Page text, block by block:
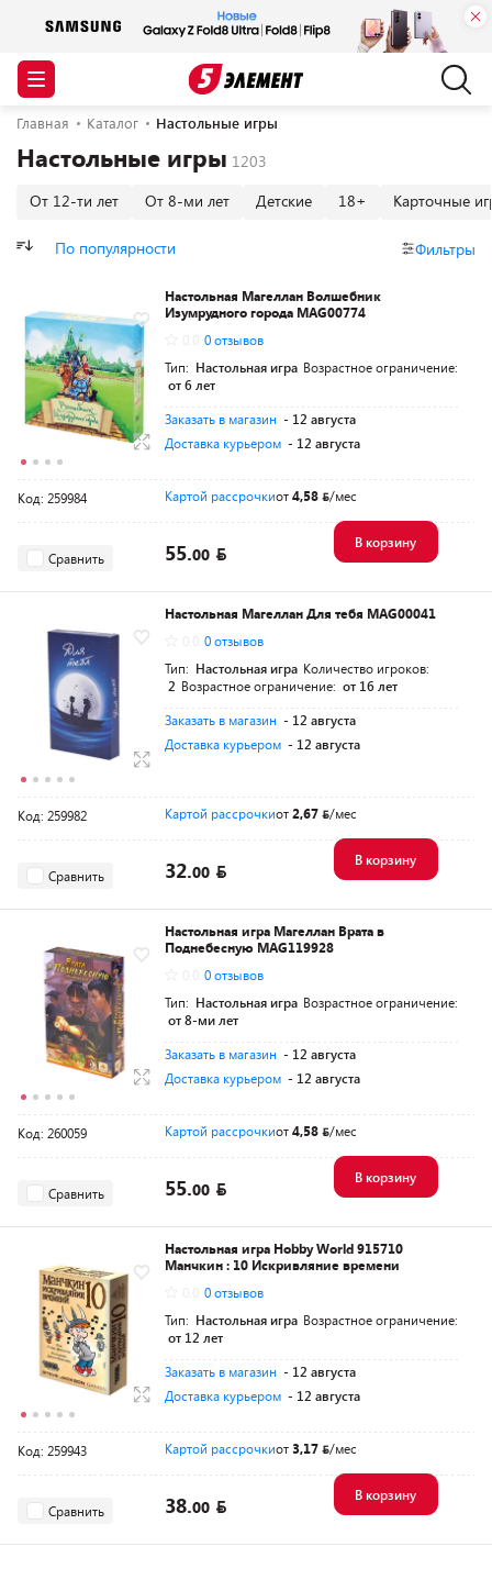
Главная Каталог Настольные игры
Настольные игры
От 12-ти лет От 8-ми лет Детские 18+ Карточные
По популярности Фильтры
Настольная Магеллан Волшебник
Изумрудного города MAG00774
0 отзывов
Тип: Настольная игра Возрастное ограничение:
от 6 лет
Заказать в магазин - 12 августа
Доставка курьером - 12 августа
Код: 259984 Картой рассрочкиот4,58 /мес
Сравнить 55.00
В корзину
Настольная Магеллан Для тебя MAG00041
0 отзывов
Тип: Настольная игра Количество игроков:
2 Возрастное ограничение: от 16 лет
Заказать в магазин - 12 августа
Доставка курьером - 12 августа
Код: 259982 Картой рассрочкиот2,67 /мес
Сравнить 32.00
В корзину
Настольная игра Магеллан Врата в
Поднебесную MAG119928
0 отзывов
Тип: Настольная игра Возрастное ограничение:
от 8-ми лет
Заказать в магазин - 12 августа
Доставка курьером - 12 августа
Код: 260059 Картой рассрочкиот4,58 /мес
Сравнить 55.00
В корзину
Настольная игра Hobby World 915710
Манчкин : 10 Искривляние времени
0 отзывов
Тип: Настольная игра Возрастное ограничение:
от 12 лет
Заказать в магазин - 12 августа
Доставка курьером - 12 августа
Код: 259943 Картой рассрочкиот3,17 /мес
Сравнить 38.00
В корзину